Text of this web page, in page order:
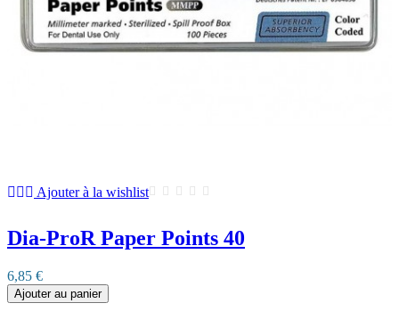
Ajouter à la wishlist
Dia-ProR Paper Points 40
6,85 €
Ajouter au panier